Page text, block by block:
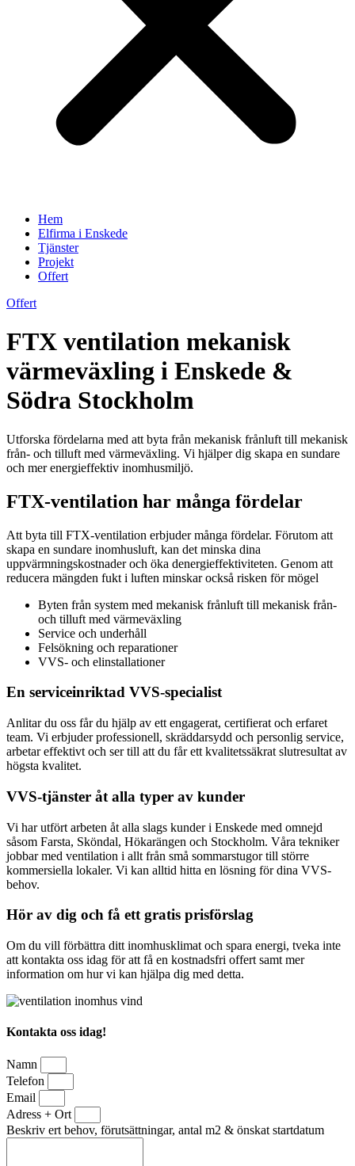
Hem
Elfirma i Enskede
Tjänster
Projekt
Offert
Offert
FTX ventilation mekanisk
värmeväxling i Enskede &
Södra Stockholm
Utforska fördelarna med att byta från mekanisk frånluft till mekanisk
från- och tilluft med värmeväxling. Vi hjälper dig skapa en sundare
och mer energieffektiv inomhusmiljö.
FTX-ventilation har många fördelar
Att byta till FTX-ventilation erbjuder många fördelar. Förutom att
skapa en sundare inomhusluft, kan det minska dina
uppvärmningskostnader och öka denergieffektiviteten. Genom att
reducera mängden fukt i luften minskar också risken för mögel
Byten från system med mekanisk frånluft till mekanisk från-
och tilluft med värmeväxling
Service och underhåll
Felsökning och reparationer
VVS- och elinstallationer
En serviceinriktad VVS-specialist
Anlitar du oss får du hjälp av ett engagerat, certifierat och erfaret
team. Vi erbjuder professionell, skräddarsydd och personlig service,
arbetar effektivt och ser till att du får ett kvalitetssäkrat slutresultat av
högsta kvalitet.
VVS-tjänster åt alla typer av kunder
Vi har utfört arbeten åt alla slags kunder i Enskede med omnejd
såsom Farsta, Sköndal, Hökarängen och Stockholm. Våra tekniker
jobbar med ventilation i allt från små sommarstugor till större
kommersiella lokaler. Vi kan alltid hitta en lösning för dina VVS-
behov.
Hör av dig och få ett gratis prisförslag
Om du vill förbättra ditt inomhusklimat och spara energi, tveka inte
att kontakta oss idag för att få en kostnadsfri offert samt mer
information om hur vi kan hjälpa dig med detta.
Kontakta oss idag!
Namn
Telefon
Email
Adress + Ort
Beskriv ert behov, förutsättningar, antal m2 & önskat startdatum